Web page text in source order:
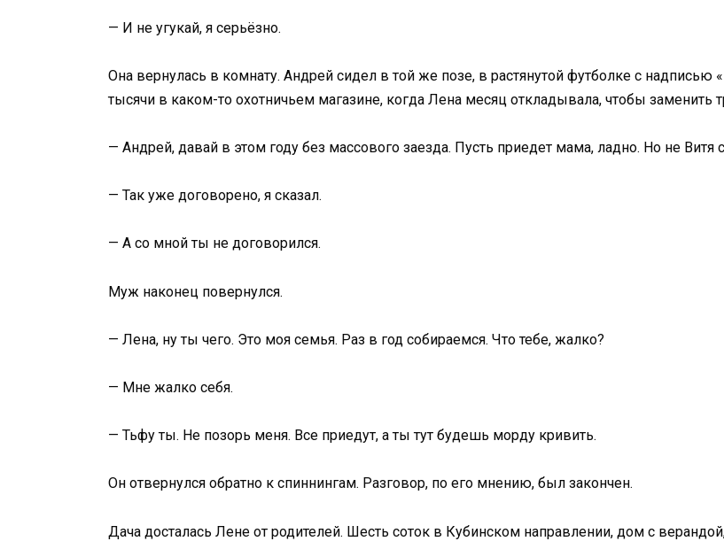
— И не угукай, я серьёзно.
Она вернулась в комнату. Андрей сидел в той же позе, в растянутой футболке с надписью
тысячи в каком-то охотничьем магазине, когда Лена месяц откладывала, чтобы
— Андрей, давай в этом году без массового заезда. Пусть приедет мама, ладно. Но не Витя
— Так уже договорено, я сказал.
— А со мной ты не договорился.
Муж наконец повернулся.
— Лена, ну ты чего. Это моя семья. Раз в год собираемся. Что тебе, жалко?
— Мне жалко себя.
— Тьфу ты. Не позорь меня. Все приедут, а ты тут будешь морду кривить.
Он отвернулся обратно к спиннингам. Разговор, по его мнению, был закончен.
Дача досталась Лене от родителей. Шесть соток в Кубинском направлении, дом с